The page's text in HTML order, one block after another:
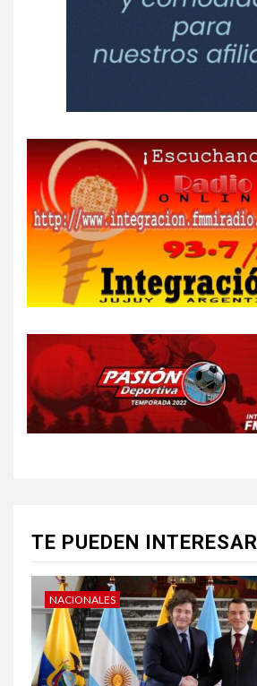
TE PUEDEN INTERESAR
NACIONALES